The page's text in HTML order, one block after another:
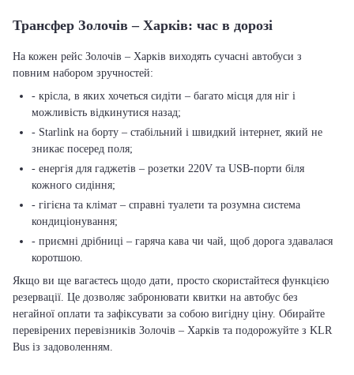
Трансфер Золочів – Харків: час в дорозі
На кожен рейс Золочів – Харків виходять сучасні автобуси з
повним набором зручностей:
- крісла, в яких хочеться сидіти – багато місця для ніг і
можливість відкинутися назад;
- Starlink на борту – стабільний і швидкий інтернет, який не
зникає посеред поля;
- енергія для гаджетів – розетки 220V та USB-порти біля
кожного сидіння;
- гігієна та клімат – справні туалети та розумна система
кондиціонування;
- приємні дрібниці – гаряча кава чи чай, щоб дорога здавалася
коротшою.
Якщо ви ще вагаєтесь щодо дати, просто скористайтеся функцією
резервації. Це дозволяє забронювати квитки на автобус без
негайної оплати та зафіксувати за собою вигідну ціну. Обирайте
перевірених перевізників Золочів – Харків та подорожуйте з KLR
Bus із задоволенням.